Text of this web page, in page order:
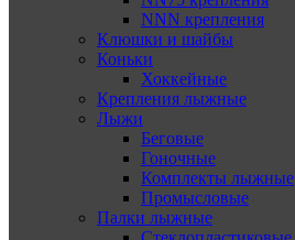
NNN крепления
Клюшки и шайбы
Коньки
Хоккейные
Крепления лыжные
Лыжи
Беговые
Гоночные
Комплекты лыжные
Промысловые
Палки лыжные